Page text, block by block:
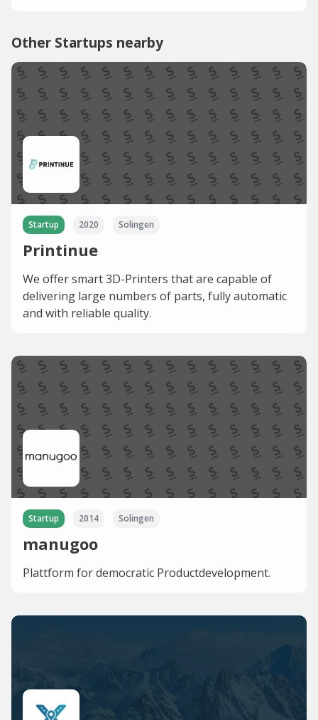
Other Startups nearby
Startup 2020 Solingen
Printinue
We offer smart 3D-Printers that are capable of
delivering large numbers of parts, fully automatic
and with reliable quality.
Startup 2014 Solingen
manugoo
Plattform for democratic Productdevelopment.